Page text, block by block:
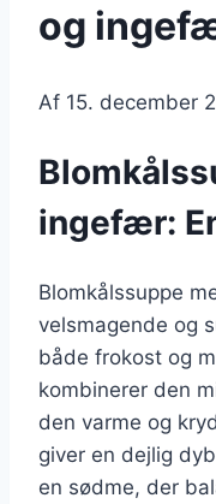
og
Af 15. december
ingefær:
Blomkålssuppe
velsmagende og
både frokost og
kombinerer den
den varme og
giver en dejlig
en sødme, der